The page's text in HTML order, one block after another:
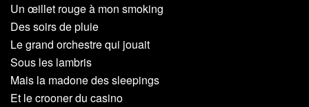
Un œillet rouge à mon smoking
Des soirs de pluie
Le grand orchestre qui jouait
Sous les lambris
Mais la madone des sleepings
Et le crooner du casino